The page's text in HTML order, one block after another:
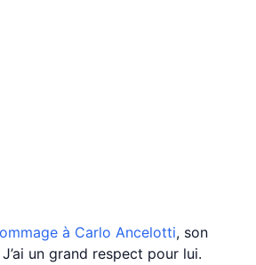
à Carlo Ancelotti, son
un grand respect pour lui.